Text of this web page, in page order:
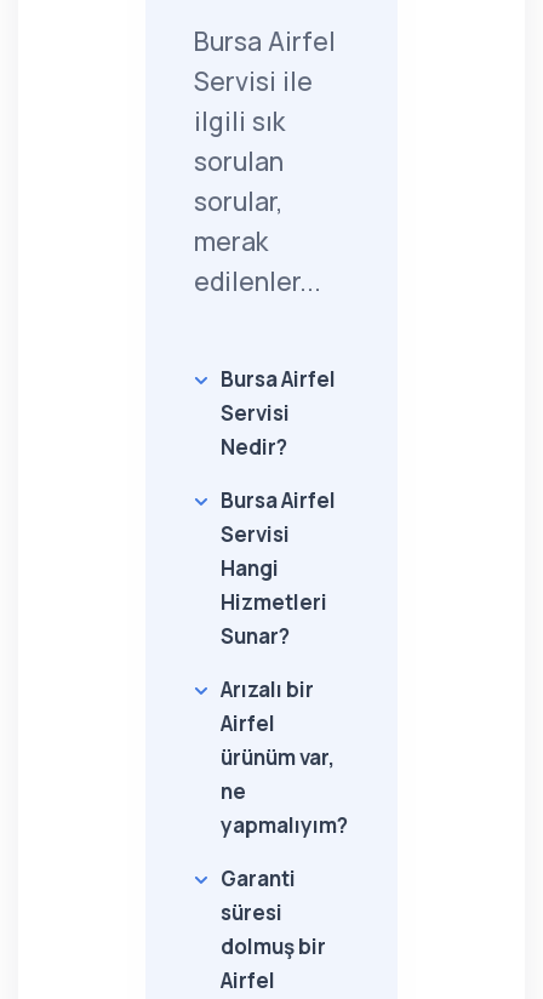
Bursa Airfel
Servisi ile
ilgili sık
sorulan
sorular,
merak
edilenler...
Bursa Airfel
Servisi
Nedir?
Bursa Airfel
Servisi
Hangi
Hizmetleri
Sunar?
Arızalı bir
Airfel
ürünüm var,
ne
yapmalıyım?
Garanti
süresi
dolmuş bir
Airfel